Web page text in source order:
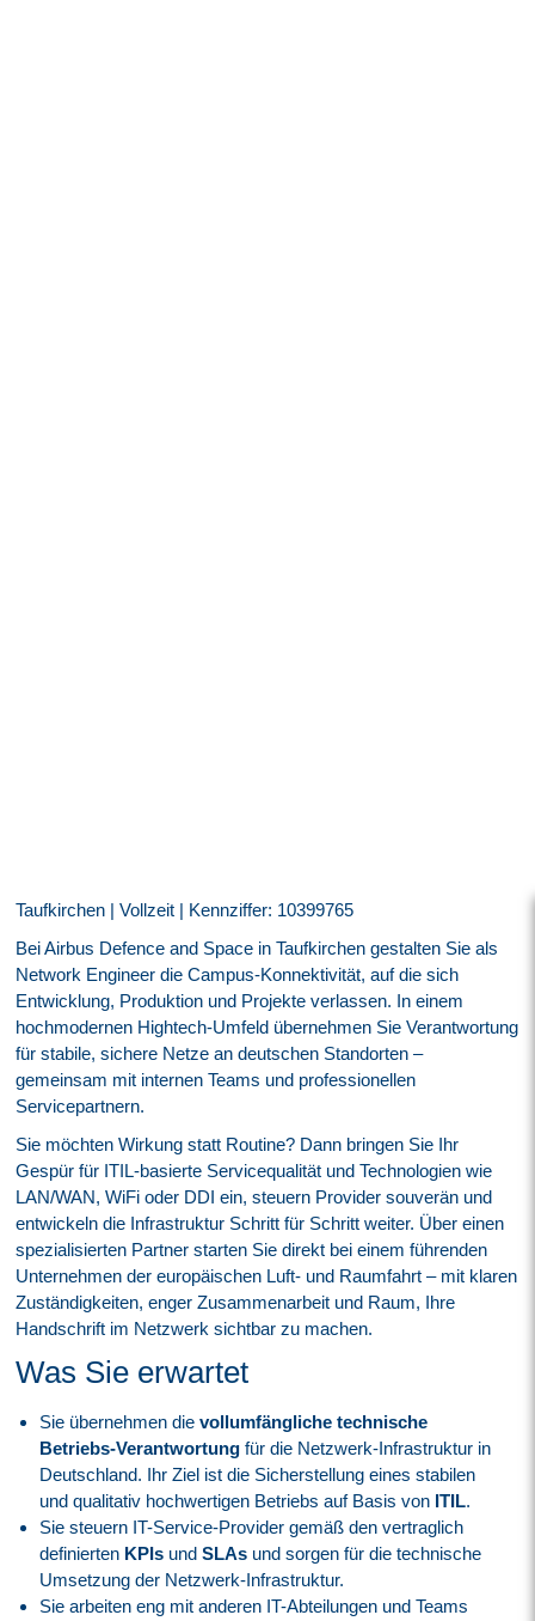
Taufkirchen | Vollzeit | Kennziffer: 10399765
Bei Airbus Defence and Space in Taufkirchen gestalten Sie als
Network Engineer die Campus-Konnektivität, auf die sich
Entwicklung, Produktion und Projekte verlassen. In einem
hochmodernen Hightech-Umfeld übernehmen Sie Verantwortung
für stabile, sichere Netze an deutschen Standorten –
gemeinsam mit internen Teams und professionellen
Servicepartnern.
Sie möchten Wirkung statt Routine? Dann bringen Sie Ihr
Gespür für ITIL-basierte Servicequalität und Technologien wie
LAN/WAN, WiFi oder DDI ein, steuern Provider souverän und
entwickeln die Infrastruktur Schritt für Schritt weiter. Über einen
spezialisierten Partner starten Sie direkt bei einem führenden
Unternehmen der europäischen Luft- und Raumfahrt – mit klaren
Zuständigkeiten, enger Zusammenarbeit und Raum, Ihre
Handschrift im Netzwerk sichtbar zu machen.
Was Sie erwartet
Sie übernehmen dievollumfängliche technische
Betriebs-Verantwortung für die Netzwerk-Infrastruktur in
Deutschland. Ihr Ziel ist die Sicherstellung eines stabilen
und qualitativ hochwertigen Betriebs auf Basis von ITIL.
Sie steuern IT-Service-Provider gemäß den vertraglich
definierten KPIs undSLAs und sorgen für die technische
Umsetzung der Netzwerk-Infrastruktur.
Sie arbeiten eng mit anderen IT-Abteilungen und Teams